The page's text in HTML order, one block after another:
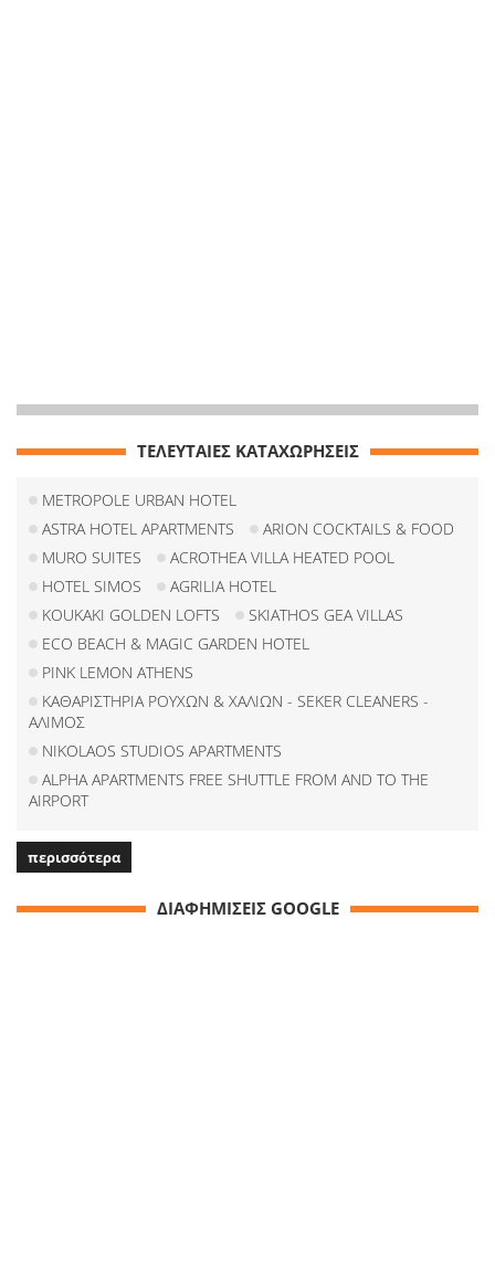
ΤΕΛΕΥΤΑΙΕΣ ΚΑΤΑΧΩΡΗΣΕΙΣ
METROPOLE URBAN HOTEL
ASTRA HOTEL APARTMENTS
ARION COCKTAILS & FOOD
MURO SUITES
ACROTHEA VILLA HEATED POOL
HOTEL SIMOS
AGRILIA HOTEL
KOUKAKI GOLDEN LOFTS
SKIATHOS GEA VILLAS
ECO BEACH & MAGIC GARDEN HOTEL
PINK LEMON ATHENS
ΚΑΘΑΡΙΣΤΗΡΙΑ ΡΟΥΧΩΝ & ΧΑΛΙΩΝ - SEKER CLEANERS -
ΑΛΙΜΟΣ
NIKOLAOS STUDIOS APARTMENTS
ALPHA APARTMENTS FREE SHUTTLE FROM AND TO THE
AIRPORT
περισσότερα
ΔΙΑΦΗΜΙΣΕΙΣ GOOGLE